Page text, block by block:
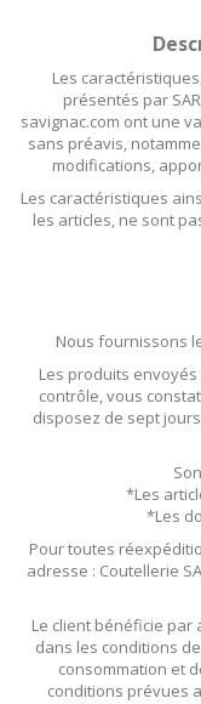
Les
présentés par
savignac.com ont une
sans préavis,
modifications,
Les caractéristiques
les articles, ne sont
Nous fournissons
Les produits
contrôle, vous
disposez de sept
*Les
*Les
Pour toutes
adresse : Coutellerie
Le client bénéficie
dans les conditions
consommation et
conditions prévues